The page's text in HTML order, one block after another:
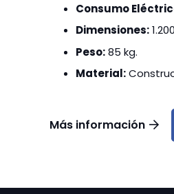
Consumo
Dimensiones:
Peso:85 kg.
Material:
Más información